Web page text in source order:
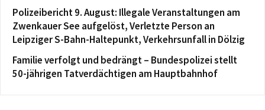
Polizeibericht 9. August: Illegale Veranstaltungen am
Zwenkauer See aufgelöst, Verletzte Person an
Leipziger S-Bahn-Haltepunkt, Verkehrsunfall in Dölzig
Familie verfolgt und bedrängt – Bundespolizei stellt
50-jährigen Tatverdächtigen am Hauptbahnhof